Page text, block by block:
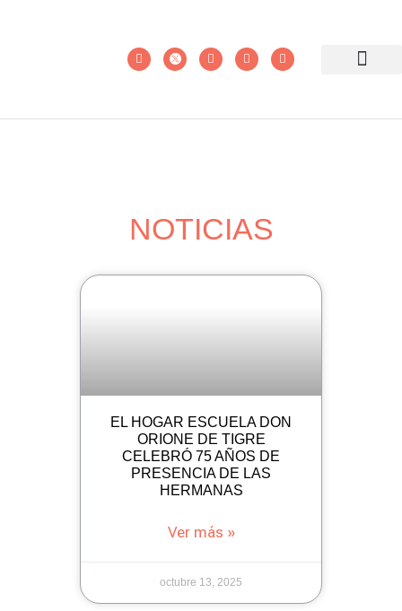
NOTICIAS
EL HOGAR ESCUELA DON
ORIONE DE TIGRE
CELEBRÓ 75 AÑOS DE
PRESENCIA DE LAS
HERMANAS
Ver más »
octubre 13, 2025